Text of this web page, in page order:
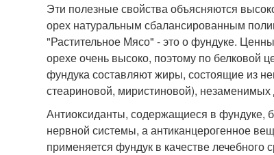
Эти полезные свойства объясняются
орех натуральным сбалансированным
"Растительное Мясо" - это о фундуке.
орехе очень высоко, поэтому по белковой
фундука составляют жиры, состоящие из
стеариновой, миристиновой), незаменимых
Антиоксиданты, содержащиеся в фундуке,
нервной системы, а антиканцерогенное
применяется фундук в качестве